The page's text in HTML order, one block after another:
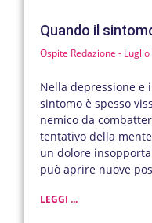
Quando il
Ospite Redazione
Nella depressione
sintomo è spesso
nemico da
tentativo della
un dolore
può aprire nuove
LEGGI ...